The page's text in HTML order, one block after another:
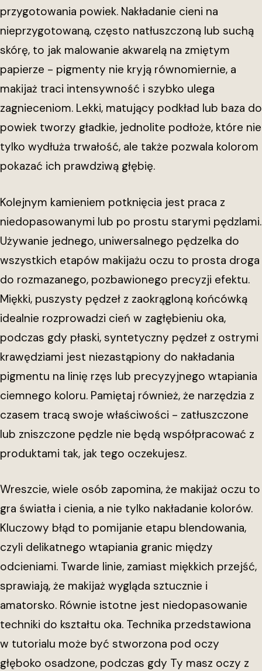
przygotowania powiek. Nakładanie cieni na
nieprzygotowaną, często natłuszczoną lub suchą
skórę, to jak malowanie akwarelą na zmiętym
papierze - pigmenty nie kryją równomiernie, a
makijaż traci intensywność i szybko ulega
zagnieceniom. Lekki, matujący podkład lub baza do
powiek tworzy gładkie, jednolite podłoże, które nie
tylko wydłuża trwałość, ale także pozwala kolorom
pokazać ich prawdziwą głębię.
Kolejnym kamieniem potknięcia jest praca z
niedopasowanymi lub po prostu starymi pędzlami.
Używanie jednego, uniwersalnego pędzelka do
wszystkich etapów makijażu oczu to prosta droga
do rozmazanego, pozbawionego precyzji efektu.
Miękki, puszysty pędzeł z zaokrągloną końcówką
idealnie rozprowadzi cień w zagłębieniu oka,
podczas gdy płaski, syntetyczny pędzeł z ostrymi
krawędziami jest niezastąpiony do nakładania
pigmentu na linię rzęs lub precyzyjnego wtapiania
ciemnego koloru. Pamiętaj również, że narzędzia z
czasem tracą swoje właściwości - zatłuszczone
lub zniszczone pędzle nie będą współpracować z
produktami tak, jak tego oczekujesz.
Wreszcie, wiele osób zapomina, że makijaż oczu to
gra światła i cienia, a nie tylko nakładanie kolorów.
Kluczowy błąd to pomijanie etapu blendowania,
czyli delikatnego wtapiania granic między
odcieniami. Twarde linie, zamiast miękkich przejść,
sprawiają, że makijaż wygląda sztucznie i
amatorsko. Równie istotne jest niedopasowanie
techniki do kształtu oka. Technika przedstawiona
w tutorialu może być stworzona pod oczy
głęboko osadzone, podczas gdy Ty masz oczy z